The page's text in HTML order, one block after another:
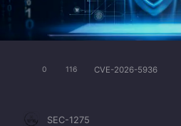
0 116 CVE-2026-5936
SEC-1275